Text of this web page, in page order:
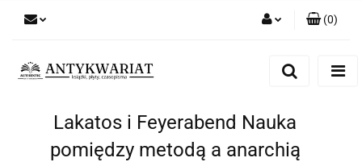
(0)
Lakatos i Feyerabend Nauka
pomiędzy metodą a anarchią